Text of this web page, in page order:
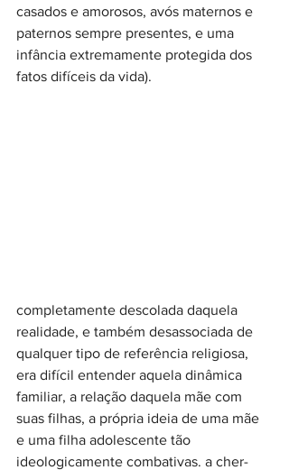
casados e amorosos, avós maternos e
paternos sempre presentes, e uma
infância extremamente protegida dos
fatos difíceis da vida).
completamente descolada daquela
realidade, e também desassociada de
qualquer tipo de referência religiosa,
era difícil entender aquela dinâmica
familiar, a relação daquela mãe com
suas filhas, a própria ideia de uma mãe
e uma filha adolescente tão
ideologicamente combativas. a cher-